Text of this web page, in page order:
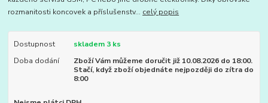
rozmanitosti koncovek a příslušenstv... celý popis
Dostupnost
skladem 3 ks
Doba dodání
Zboží Vám můžeme doručit již 10.08.2026 do 18:00.
Stačí, když zboží objednáte nejpozději do zítra do
8:00